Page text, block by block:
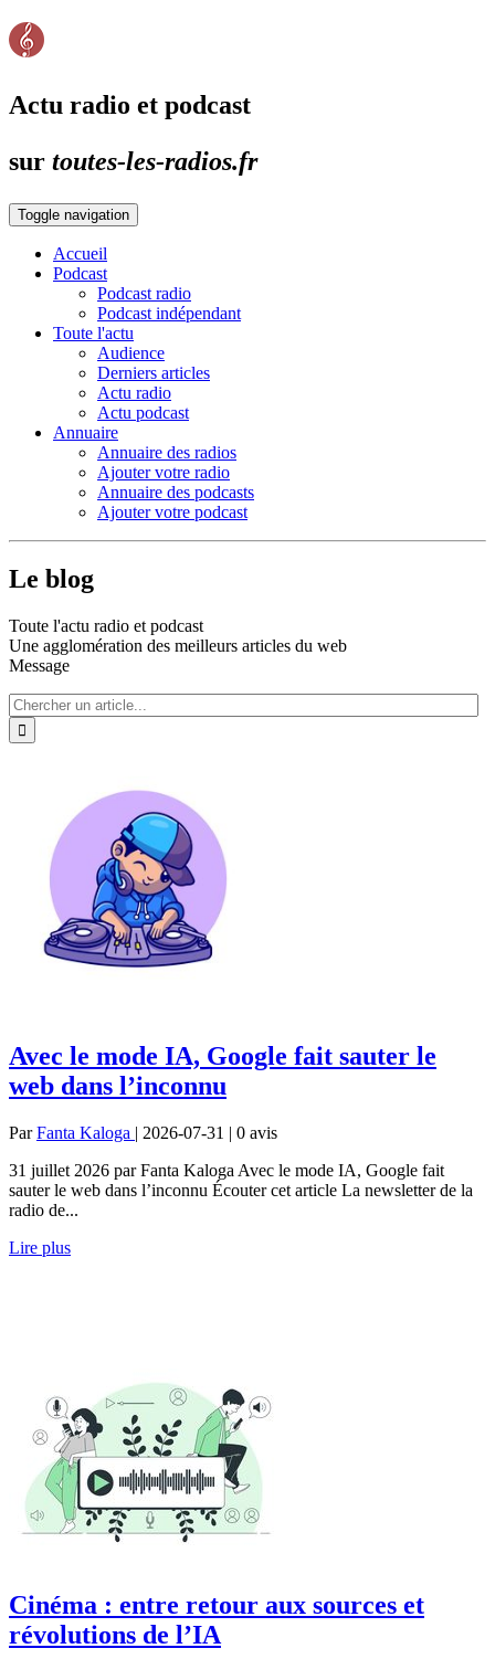
Actu radio et podcast
sur toutes-les-radios.fr
Toggle navigation
Accueil
Podcast
Podcast radio
Podcast indépendant
Toute l'actu
Audience
Derniers articles
Actu radio
Actu podcast
Annuaire
Annuaire des radios
Ajouter votre radio
Annuaire des podcasts
Ajouter votre podcast
Le blog
Toute l'actu radio et podcast
Une agglomération des meilleurs articles du web
Message
Avec le mode IA, Google fait sauter le
web dans l’inconnu
ParFanta Kaloga | 2026-07-31 | 0 avis
31 juillet 2026 par Fanta Kaloga Avec le mode IA, Google fait
sauter le web dans l’inconnu Écouter cet article La newsletter de la
radio de...
Lire plus
Cinéma : entre retour aux sources et
révolutions de l’IA